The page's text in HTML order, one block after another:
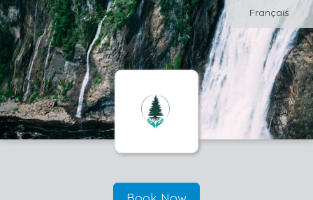
Français